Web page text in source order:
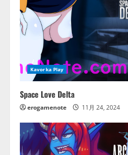
Kavorka Play
Space Love Delta
erogamenote 11月 24, 2024